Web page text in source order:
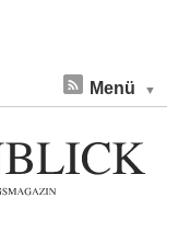
Menü